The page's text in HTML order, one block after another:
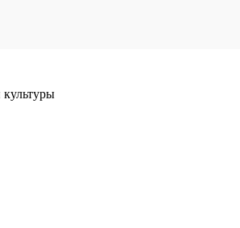
культуры